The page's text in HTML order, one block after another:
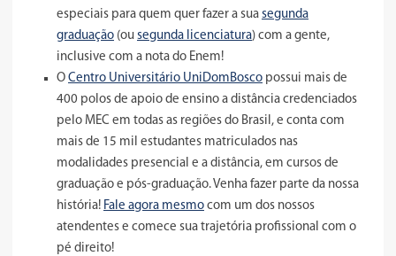
especiais para quem quer fazer a sua segunda
graduação (ou segunda licenciatura) com a gente,
inclusive com a nota do Enem!
O Centro Universitário UniDomBosco possui mais de
400 polos de apoio de ensino a distância credenciados
pelo MEC em todas as regiões do Brasil, e conta com
mais de 15 mil estudantes matriculados nas
modalidades presencial e a distância, em cursos de
graduação e pós-graduação. Venha fazer parte da nossa
história! Fale agora mesmo com um dos nossos
atendentes e comece sua trajetória profissional com o
pé direito!